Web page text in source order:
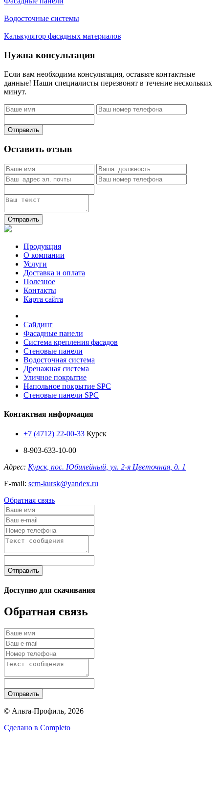
Водосточные системы
Калькулятор фасадных материалов
Нужна консультация
Если вам необходима консультация, оставьте контактные
данные! Наши специалисты перезвонят в течение нескольких
минут.
Отправить
Оставить отзыв
Отправить
Продукция
О компании
Услуги
Доставка и оплата
Полезное
Контакты
Карта сайта
Сайдинг
Фасадные панели
Система крепления фасадов
Стеновые панели
Водосточная система
Дренажная система
Уличное покрытие
Напольное покрытие SPC
Стеновые панели SPC
Контактная информация
+7 (4712) 22-00-33 Курск
8-903-633-10-00
Адрес: Курск, пос. Юбилейный, ул. 2-я Цветочная, д. 1
E-mail: scm-kursk@yandex.ru
Обратная связь
Отправить
Доступно для скачивания
Обратная связь
Отправить
© Альта-Профиль, 2026
Сделано в Completo